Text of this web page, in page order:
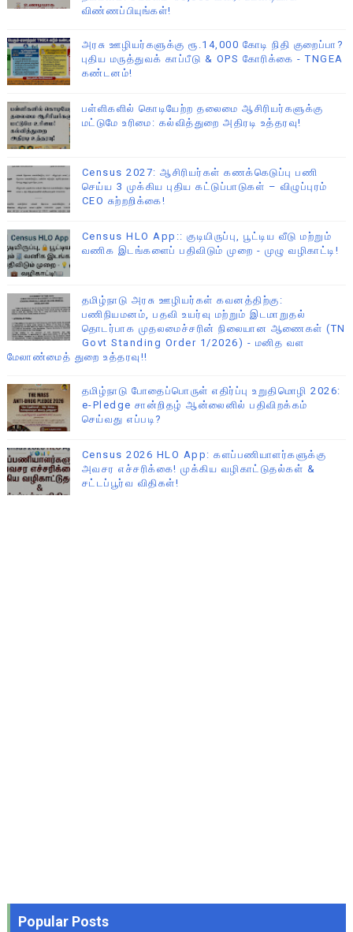
விண்ணப்பியுங்கள்!
அரசு ஊழியர்களுக்கு ரூ.14,000 கோடி நிதி குறைப்பா?
புதிய மருத்துவக் காப்பீடு & OPS கோரிக்கை - TNGEA
கண்டனம்!
பள்ளிகளில் கொடியேற்ற தலைமை ஆசிரியர்களுக்கு
மட்டுமே உரிமை: கல்வித்துறை அதிரடி உத்தரவு!
Census 2027: ஆசிரியர்கள் கணக்கெடுப்பு பணி
செய்ய 3 முக்கிய புதிய கட்டுப்பாடுகள் – விழுப்புரம்
CEO சுற்றறிக்கை!
Census HLO App:: குடியிருப்பு, பூட்டிய வீடு மற்றும்
வணிக இடங்களைப் பதிவிடும் முறை - முழு வழிகாட்டி!
தமிழ்நாடு அரசு ஊழியர்கள் கவனத்திற்கு:
பணிநியமனம், பதவி உயர்வு மற்றும் இடமாறுதல்
தொடர்பாக முதலமைச்சரின் நிலையான ஆணைகள் (TN
Govt Standing Order 1/2026) - மனித வள
மேலாண்மைத் துறை உத்தரவு!!
தமிழ்நாடு போதைப்பொருள் எதிர்ப்பு உறுதிமொழி 2026:
e-Pledge சான்றிதழ் ஆன்லைனில் பதிவிறக்கம்
செய்வது எப்படி?
Census 2026 HLO App: களப்பணியாளர்களுக்கு
அவசர எச்சரிக்கை! முக்கிய வழிகாட்டுதல்கள் &
சட்டப்பூர்வ விதிகள்!
Popular Posts